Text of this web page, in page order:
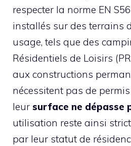
respecter la norme EN
installés sur des terrains
usage, tels que des
Résidentiels de Loisirs
aux constructions
nécessitent pas de
leur surface ne dépasse
utilisation reste ainsi
par leur statut de